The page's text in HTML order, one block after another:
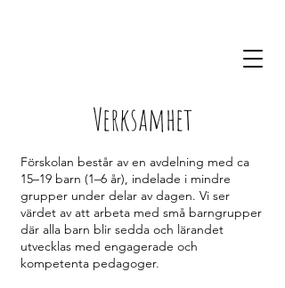
Verksamhet
Förskolan består av en avdelning med ca
15–19 barn (1–6 år), indelade i mindre
grupper under delar av dagen. Vi ser
värdet av att arbeta med små barngrupper
där alla barn blir sedda och lärandet
utvecklas med engagerade och
kompetenta pedagoger.